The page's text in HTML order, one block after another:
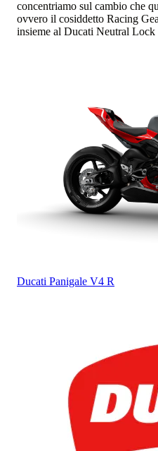
concentriamo sul cambio che
ovvero il cosiddetto Racing
insieme al Ducati Neutral
Ducati Panigale V4 R